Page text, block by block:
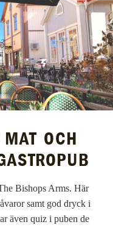
OCH
Bishops Arms. Här
samt god dryck i
även quiz i puben de